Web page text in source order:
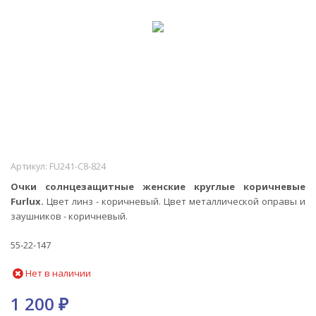
Артикул: FU241-C8-824
Очки солнцезащитные женские круглые коричневые
Furlux. Цвет линз - коричневый. Цвет металлической оправы и
заушников - коричневый.
55-22-147
Нет в наличии
1 200 ₽